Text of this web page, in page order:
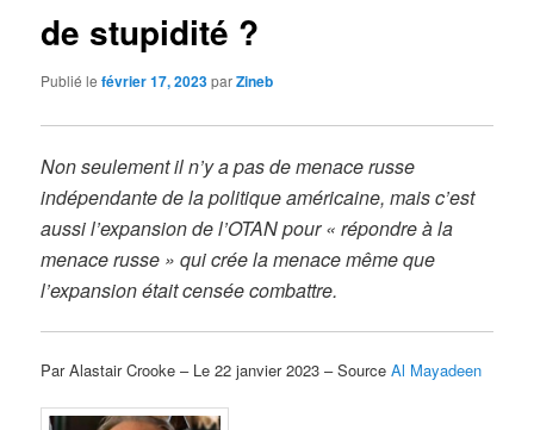
de stupidité ?
Publié lefévrier 17, 2023parZineb
Non seulement il n’y a pas de menace russe
indépendante de la politique américaine, mais c’est
aussi l’expansion de l’OTAN pour « répondre à la
menace russe » qui crée la menace même que
l’expansion était censée combattre.
Par Alastair Crooke – Le 22 janvier 2023 – SourceAl Mayadeen